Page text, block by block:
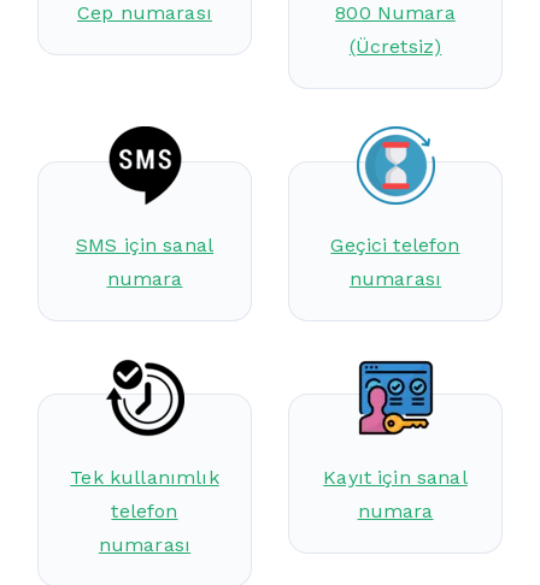
Cep numarası
800 Numara
(Ücretsiz)
SMS için sanal
numara
Geçici telefon
numarası
Tek kullanımlık
telefon
numarası
Kayıt için sanal
numara